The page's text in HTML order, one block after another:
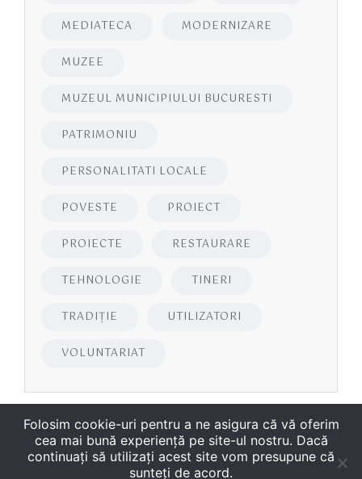
MEDIATECA MODERNIZARE
MUZEE
MUZEUL MUNICIPIULUI BUCURESTI
PATRIMONIU
PERSONALITATI LOCALE
POVESTE PROIECT
PROIECTE RESTAURARE
TEHNOLOGIE TINERI
TRADIȚIE UTILIZATORI
VOLUNTARIAT
Folosim cookie-uri pentru a ne asigura că vă oferim
cea mai bună experiență pe site-ul nostru. Dacă
continuați să utilizați acest site vom presupune că
sunteți de acord.